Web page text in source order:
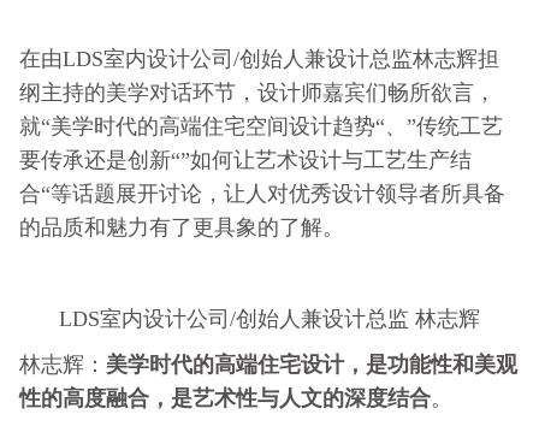
在由LDS室内设计公司/创始人兼设计总监林志辉担
纲主持的美学对话环节，设计师嘉宾们畅所欲言，
就“美学时代的高端住宅空间设计趋势“、”传统工艺
要传承还是创新“”如何让艺术设计与工艺生产结
合“等话题展开讨论，让人对优秀设计领导者所具备
的品质和魅力有了更具象的了解。
LDS室内设计公司/创始人兼设计总监 林志辉
林志辉： 美学时代的高端住宅设计，是功能性和美观
性的高度融合，是艺术性与人文的深度结合。